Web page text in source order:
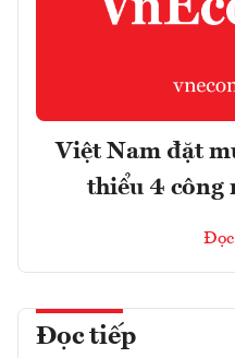
Việt Nam đặt
thiểu 4 công
Đọc
Đọc tiếp